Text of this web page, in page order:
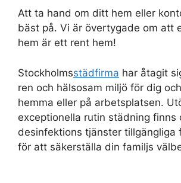
Att ta hand om ditt hem eller
bäst på. Vi är övertygade om att
hem är ett rent hem!
Stockholmsstädfirma har åtagit
ren och hälsosam miljö för dig
hemma eller på arbetsplatsen.
exceptionella rutin städning finns
desinfektions tjänster tillgängliga
för att säkerställa din familjs